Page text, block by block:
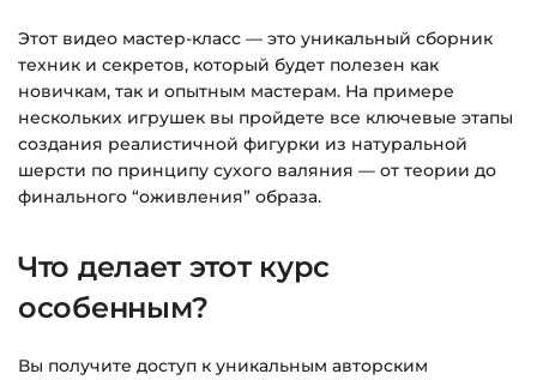
благодарности с кнопкой«Перейти к
загрузкам». Нажмите её — и откроется
страница с курсами.
Дополнительно ссылка на курс придёт вам
на email.
времени.
Этот видео мастер-класс — это уникальный сборник
техник и секретов, который будет полезен как
новичкам, так и опытным мастерам. На примере
нескольких игрушек вы пройдете все ключевые этапы
создания реалистичной фигурки из натуральной
шерсти по принципу сухого валяния — от теории до
финального “оживления” образа.
Что делает этот курс
особенным?
Вы получите доступ к уникальным авторским